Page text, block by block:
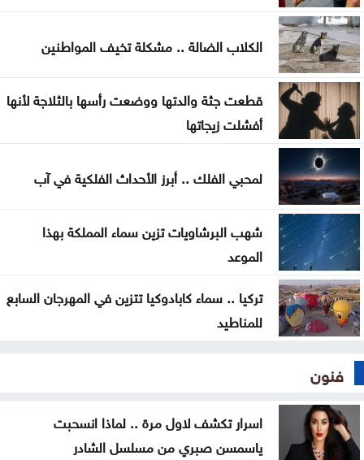
تخفيض عدد أعضاء مجلس التعليم العالي ومجالس
الأمناء
توافق مبدئي على آلية تعيين المدير التنفيذي للبلديات
اليرموك تطلق اسم اليوبيل الذهبي على خريجي الفوج
47 من طلبتها
تعيين سفيرين جديدين لبيلاروس والبيرو غير مقيمين
الكلاب الضالة .. مشكلة تخيف المواطنين
قطعت جثة والدتها ووضعت رأسها بالثلاجة لأنها
أفشلت زيجاتها
لمحبي الفلك .. أبرز الأحداث الفلكية في آب
شهب البرشاويات تزين سماء المملكة بهذا
الموعد
تركيا .. سماء كابادوكيا تتزين في المهرجان السابع
للمناطيد
فنون
اسرار تكشف لاول مرة .. لماذا انسحبت
ياسمسن صبري من مسلسل الشادر